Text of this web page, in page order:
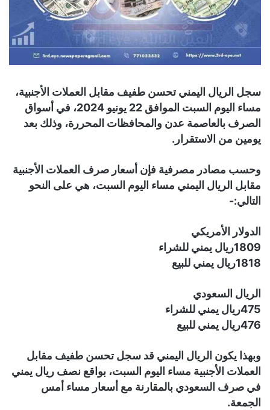
سجل الريال اليمني تحسن طفيف مقابل العملات الأجنبية،
مساء اليوم السبت الموافق 22 يونيو 2024، في أسواق
الصرف بالعاصمة عدن والمحافظات المحررة، وذلك بعد
يومين من الاستقرار.
وحسب مصادر مصرفية فإن أسعار صرف العملات الأجنبية
مقابل الريال اليمني مساء اليوم السبت، هي على النحو
التالي:-
الدولار الأمريكي
1809ريال يمني للشراء
1818ريال يمني للبيع
الريال السعودي
475ريال يمني للشراء
476ريال يمني للبيع
وبهذا يكون الريال اليمني قد سجل تحسن طفيف مقابل
العملات الأجنبية مساء اليوم السبت، بواقع نصف ريال يمني
في صرف السعودي بالمقارنة مع أسعار مساء أمس
الجمعة.